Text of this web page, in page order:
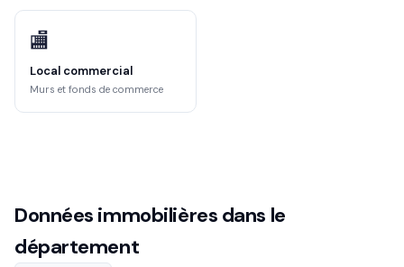
🏬
Local commercial
Murs et fonds de commerce
Données immobilières dans le
département